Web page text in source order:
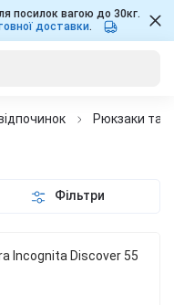
посилок вагою до 30кг.
доставки.
Рюкзаки та
Фільтри
Incognita Discover 55